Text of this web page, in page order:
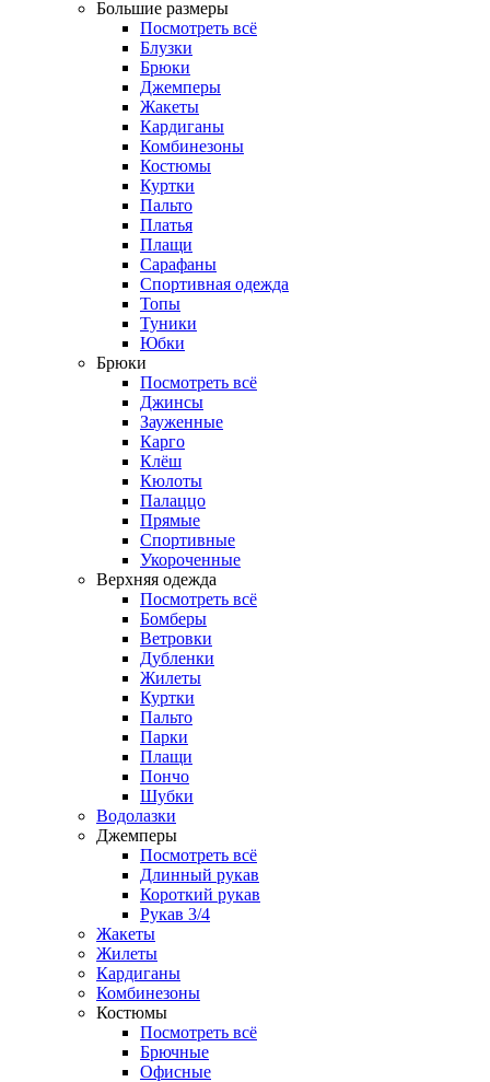
Большие размеры
Посмотреть всё
Блузки
Брюки
Джемперы
Жакеты
Кардиганы
Комбинезоны
Костюмы
Куртки
Пальто
Платья
Плащи
Сарафаны
Спортивная одежда
Топы
Туники
Юбки
Брюки
Посмотреть всё
Джинсы
Зауженные
Карго
Клёш
Кюлоты
Палаццо
Прямые
Спортивные
Укороченные
Верхняя одежда
Посмотреть всё
Бомберы
Ветровки
Дубленки
Жилеты
Куртки
Пальто
Парки
Плащи
Пончо
Шубки
Водолазки
Джемперы
Посмотреть всё
Длинный рукав
Короткий рукав
Рукав 3/4
Жакеты
Жилеты
Кардиганы
Комбинезоны
Костюмы
Посмотреть всё
Брючные
Офисные